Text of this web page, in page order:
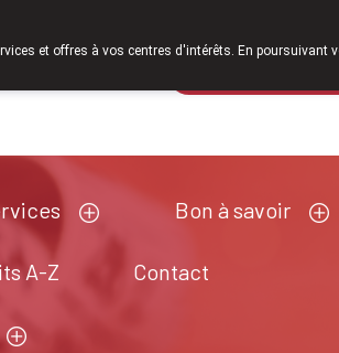
Bon à savoir
A-Z Contact
et offres à vos centres d'intérêts. En